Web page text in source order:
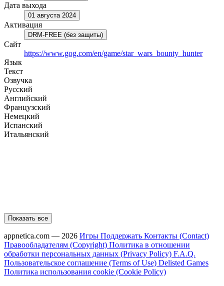
Дата выхода
01 августа 2024
Активация
DRM-FREE (без защиты)
Сайт
https://www.gog.com/en/game/star_wars_bounty_hunter
Язык
Текст
Озвучка
Русский
Английский
Французский
Немецкий
Испанский
Итальянский
Показать все
appnetica.com — 2026 Игры Поддержать Контакты (Contact)
Правообладателям (Copyright) Политика в отношении
обработки персональных данных (Privacy Policy) F.A.Q.
Пользовательское соглашение (Terms of Use) Delisted Games
Политика использования cookie (Cookie Policy)